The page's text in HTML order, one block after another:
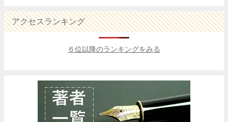
アクセスランキング
６位以降のランキングをみる